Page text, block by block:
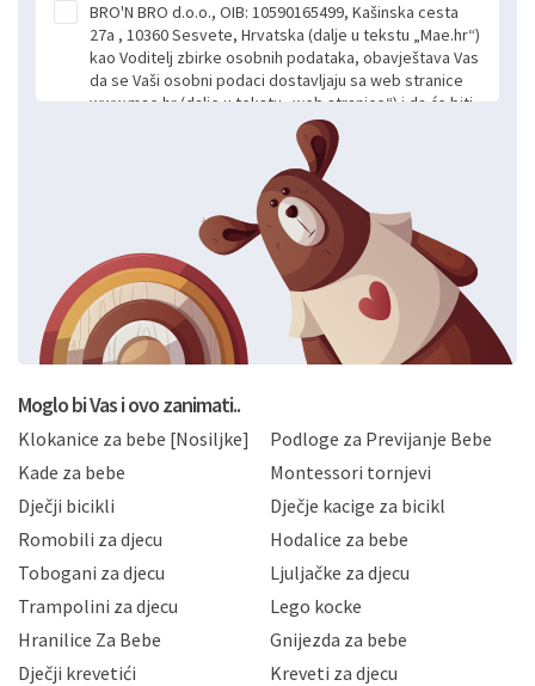
BRO'N BRO d.o.o., OIB: 10590165499, Kašinska cesta
27a , 10360 Sesvete, Hrvatska (dalje u tekstu „Mae.hr“)
kao Voditelj zbirke osobnih podataka, obavještava Vas
da se Vaši osobni podaci dostavljaju sa web stranice
www.mae.hr (dalje u tekstu „web stranice“) i da će biti
obrađeni. Prihvaćanjem ove Izjave smatra se da
slobodno i izričito dajete privolu za prikupljanje i daljnju
obradu Vaših osobnih podataka koje ustupate Mae.hr
putem ovih web stranica u svrhu odgovora i daljnje
komunikacije na Vaš upit poslan kroz kontakt obrazac.
Radi se o dobrovoljnom davanju podataka te ovu
Izjavu niste dužni prihvatiti odnosno niste dužni unositi
svoje osobne podatke u jednu od prijavnih
formi/obrazaca dostupnih na ovim web stranicama.
BRO'N BRO d.o.o. će s Vašim osobnim podacima
postupati sukladno Općoj uredbi o zaštiti podataka
privatnosti i kolačića koju možete pročitati ovdje i
Hrvatske, a uvijek uz primjenu odgovarajućih tehničkih i
sigurnosnih mjera zaštite osobnih podataka od
neovlaštenog pristupa, zlouporabe, otkrivanja,
gubitka ili uništenja. Mae.hr štiti privatnost svojih
korisnika i posjetitelja web stranica, čuva povjerljivost
Vaših osobnih podataka te omogućava pristup i
priopćavanje osobnih podataka samo onim svojim
zaposlenicima kojima su isti potrebni radi provedbe
slučajevima koji su dozvoljeni zakonima. Napominjemo
da možete u svako doba, u potpunosti ili djelomice,
Moglo bi Vas i ovo zanimati..
Klokanice za bebe [Nosiljke]
Podloge za Previjanje Bebe
Kade za bebe
Montessori tornjevi
Dječji bicikli
Dječje kacige za bicikl
Romobili za djecu
Hodalice za bebe
Tobogani za djecu
Ljuljačke za djecu
Trampolini za djecu
Lego kocke
Hranilice Za Bebe
Gnijezda za bebe
Dječji krevetići
Kreveti za djecu